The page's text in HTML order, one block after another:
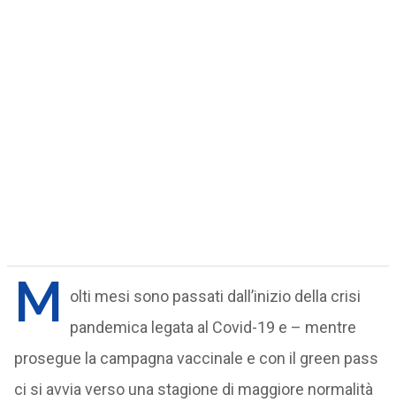
M
olti mesi sono passati dall’inizio della crisi
pandemica legata al Covid-19 e – mentre
prosegue la campagna vaccinale e con il green pass
ci si avvia verso una stagione di maggiore normalità